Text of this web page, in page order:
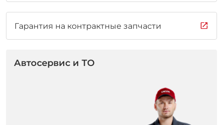
Гарантия на контрактные запчасти
Автосервис и ТО